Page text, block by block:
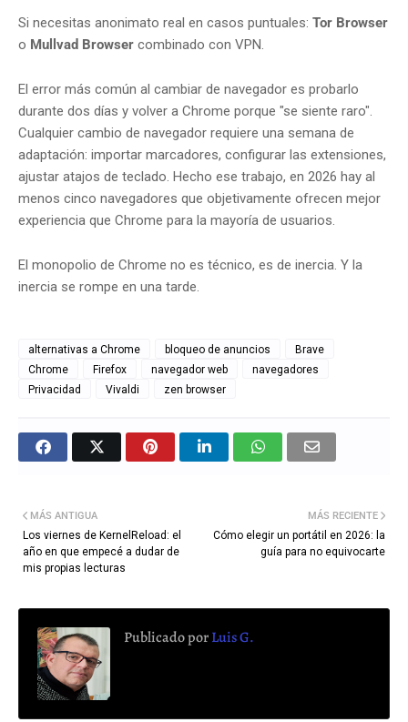
Si necesitas anonimato real en casos puntuales: Tor Browser
o Mullvad Browser combinado con VPN.
El error más común al cambiar de navegador es probarlo
durante dos días y volver a Chrome porque "se siente raro".
Cualquier cambio de navegador requiere una semana de
adaptación: importar marcadores, configurar las extensiones,
ajustar atajos de teclado. Hecho ese trabajo, en 2026 hay al
menos cinco navegadores que objetivamente ofrecen mejor
experiencia que Chrome para la mayoría de usuarios.
El monopolio de Chrome no es técnico, es de inercia. Y la
inercia se rompe en una tarde.
alternativas a Chrome bloqueo de anuncios
Brave
Chrome
Firefox navegador web
navegadores
Privacidad
Vivaldi zen browser
MÁS RECIENTE
Cómo elegir un portátil en 2026: la
guía para no equivocarte
MÁS ANTIGUA
Los viernes de KernelReload: el
año en que empecé a dudar de
mis propias lecturas
Publicado porLuis G.